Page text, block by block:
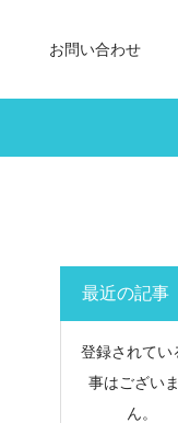
お問い合わせ
最近の記事
登録されてい
事はござい
ん。